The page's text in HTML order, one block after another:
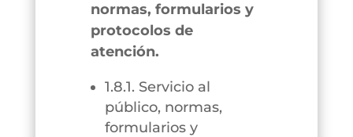
normas, formularios y
protocolos de
atención.
1.8.1. Servicio al
público, normas,
formularios y